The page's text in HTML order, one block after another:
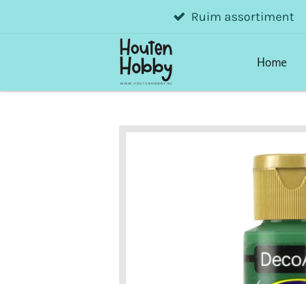
Ruim assortiment
Home